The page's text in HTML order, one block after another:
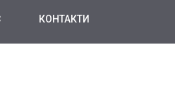
КОНТАКТИ